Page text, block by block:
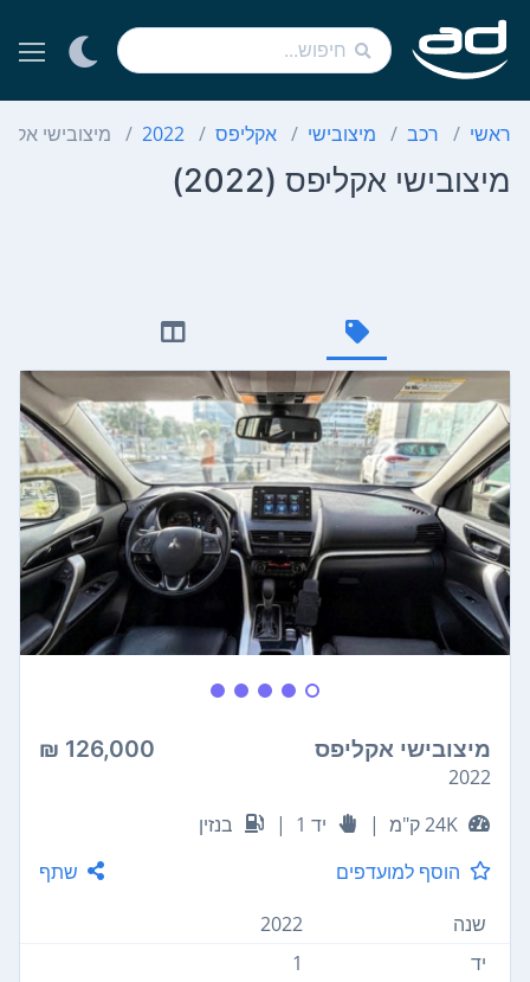
ראשי רכב מיצובישי אקליפס 2022 מיצובישי
מיצובישי אקליפס (2022)
מיצובישי אקליפס 126,000 ₪
2022
24K ק"מ
| יד 1 |
בנזין
הוסף למועדפים
שתף
שנה
2022
יד
1